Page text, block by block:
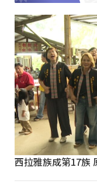
西拉雅族成第17族